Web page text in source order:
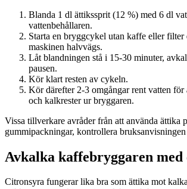
Blanda 1 dl ättikssprit (12 %) med 6 dl
vattenbehållaren.
Starta en bryggcykel utan kaffe eller filter
maskinen halvvägs.
Låt blandningen stå i 15-30 minuter,
pausen.
Kör klart resten av cykeln.
Kör därefter 2-3 omgångar rent vatten för
och kalkrester ur bryggaren.
Vissa tillverkare avråder från att använda ättika
gummipackningar, kontrollera
Avkalka kaffebryggaren
Citronsyra fungerar lika bra som ättika mot